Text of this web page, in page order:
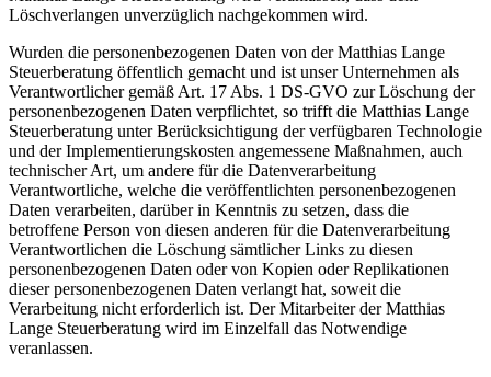
Löschverlangen unverzüglich nachgekommen wird.
Wurden die personenbezogenen Daten von der Matthias Lange
Steuerberatung öffentlich gemacht und ist unser Unternehmen als
Verantwortlicher gemäß Art. 17 Abs. 1 DS-GVO zur Löschung der
personenbezogenen Daten verpflichtet, so trifft die Matthias Lange
Steuerberatung unter Berücksichtigung der verfügbaren Technologie
und der Implementierungskosten angemessene Maßnahmen, auch
technischer Art, um andere für die Datenverarbeitung
Verantwortliche, welche die veröffentlichten personenbezogenen
Daten verarbeiten, darüber in Kenntnis zu setzen, dass die
betroffene Person von diesen anderen für die Datenverarbeitung
Verantwortlichen die Löschung sämtlicher Links zu diesen
personenbezogenen Daten oder von Kopien oder Replikationen
dieser personenbezogenen Daten verlangt hat, soweit die
Verarbeitung nicht erforderlich ist. Der Mitarbeiter der Matthias
Lange Steuerberatung wird im Einzelfall das Notwendige
veranlassen.